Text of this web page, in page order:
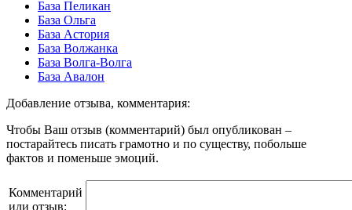
База Пеликан
База Ольга
База Астория
База Волжанка
База Волга-Волга
База Авалон
Добавление отзыва, комментария:
Чтобы Ваш отзыв (комментарий) был опубликован –
постарайтесь писать грамотно и по существу, побольше
фактов и поменьше эмоций.
Комментарий
или отзыв: